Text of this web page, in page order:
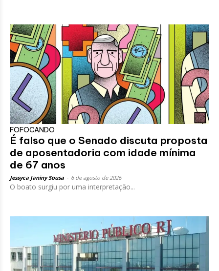
FOFOCANDO
É falso que o Senado discuta proposta
de aposentadoria com idade mínima
de 67 anos
Jessyca Janiny Sousa 6 de agosto de 2026
O boato surgiu por uma interpretação...